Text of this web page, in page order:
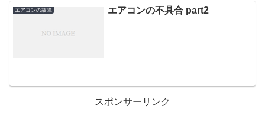
エアコンの故障 エアコンの不具合 part2
スポンサーリンク